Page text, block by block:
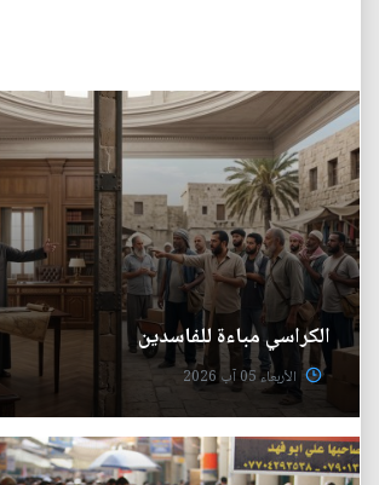
الكراسي مباءة للفاسدين
الأربعاء 05 آب 2026